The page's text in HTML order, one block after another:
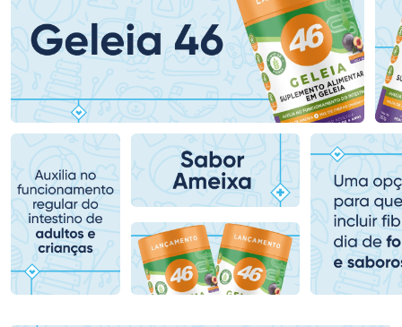
Ativar Desconto
Comprar sem Desconto
Por R$ 139,59/cada
Comprar sem Desconto
Por R$ 139,59/cada
Ativar Desconto
Comprar sem Desconto
Por R$ 153,99/cada
Comprar sem Desconto
Por R$ 153,99/cada